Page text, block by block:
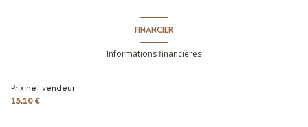
entrée
FINANCIER
Informations financières
Prix net vendeur
15,10 €